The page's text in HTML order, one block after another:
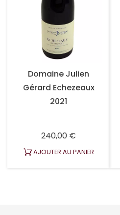
Domaine Julien
Gérard Echezeaux
2021
240,00 €
AJOUTER AU PANIER